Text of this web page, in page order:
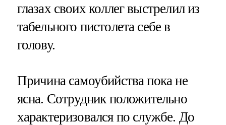
глазах своих коллег выстрелил из
табельного пистолета себе в
голову.
Причина самоубийства пока не
ясна. Сотрудник положительно
характеризовался по службе. До